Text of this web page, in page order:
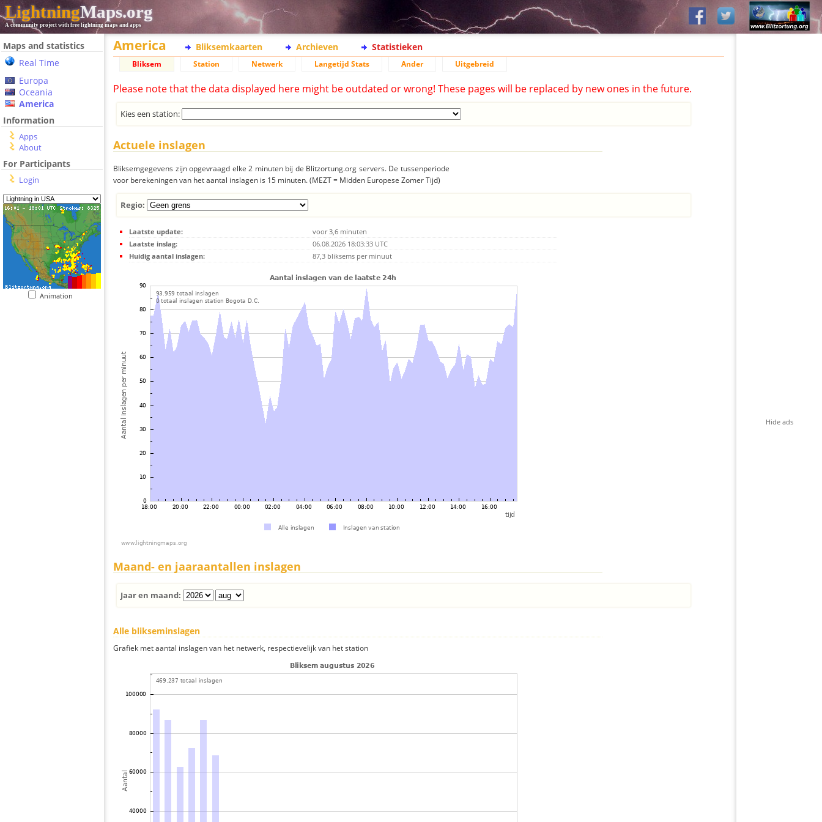
LightningMaps.org
A community project with free lightning maps and apps
Maps and statistics
Real Time
Europa
Oceania
America
Information
Apps
About
For Participants
Login
Animation
America Bliksemkaarten Archieven Statistieken
Bliksem Station Netwerk Langetijd Stats Ander Uitgebreid
Please note that the data displayed here might be outdated or wrong! These pages will be replaced by new ones in the future.
Kies een station:
Actuele inslagen
Bliksemgegevens zijn opgevraagd elke 2 minuten bij de Blitzortung.org servers. De tussenperiode
voor berekeningen van het aantal inslagen is 15 minuten. (MEZT = Midden Europese Zomer Tijd)
Regio:
Laatste update:
voor 3,6 minuten
Laatste inslag:
06.08.2026 18:03:33 UTC
Huidig aantal inslagen:
87,3 bliksems per minuut
Maand- en jaaraantallen inslagen
Jaar en maand:
Alle blikseminslagen
Grafiek met aantal inslagen van het netwerk, respectievelijk van het station
Hide ads